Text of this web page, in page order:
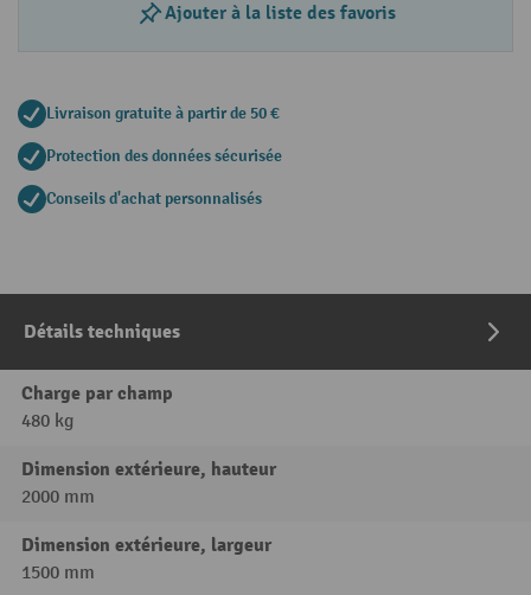
Ajouter à la liste des favoris
Livraison gratuite à partir de 50 €
Protection des données sécurisée
Conseils d'achat personnalisés
Détails techniques
Charge par champ
480 kg
Dimension extérieure, hauteur
2000 mm
Dimension extérieure, largeur
1500 mm